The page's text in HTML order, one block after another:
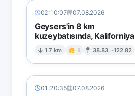
02:10:07 07.08.2026
Geysers'in 8 km
kuzeybatısında, Kaliforniya
1.7 km I 38.83, -122.82
01:20:35 07.08.2026